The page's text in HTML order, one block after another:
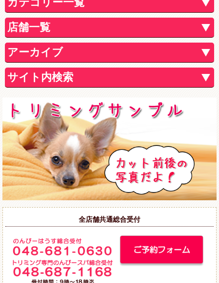
店舗一覧
アーカイブ
サイト内検索
全店舗共通総合受付